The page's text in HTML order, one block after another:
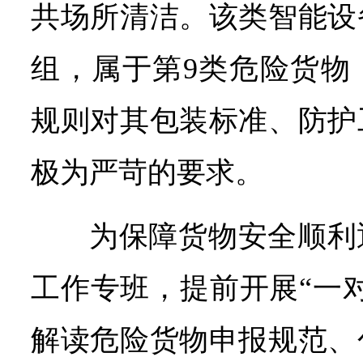
共场所清洁。该类智能
组，属于第9类危险货
规则对其包装标准、防
极为严苛的要求。
为保障货物安全顺
工作专班，提前开展“一
解读危险货物申报规范